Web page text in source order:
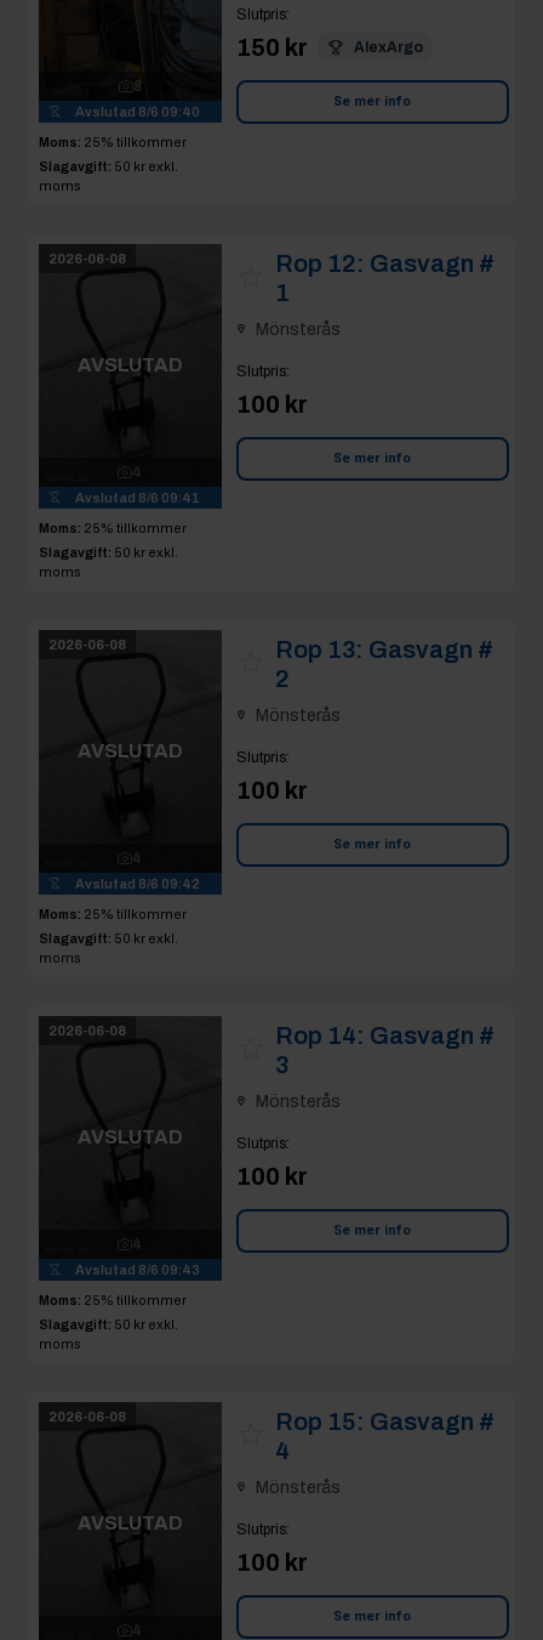
8
Avslutad 8/6 09:40
Moms: 25% tillkommer
Slagavgift: 50 kr exkl.
moms
Slutpris:
150 kr AlexArgo
Se mer info
2026-06-08
AVSLUTAD
4
Avslutad 8/6 09:41
Moms: 25% tillkommer
Slagavgift: 50 kr exkl.
moms
Rop 12: Gasvagn #
1
Mönsterås
Slutpris:
100 kr
Se mer info
2026-06-08
AVSLUTAD
4
Avslutad 8/6 09:42
Moms: 25% tillkommer
Slagavgift: 50 kr exkl.
moms
Rop 13: Gasvagn #
2
Mönsterås
Slutpris:
100 kr
Se mer info
2026-06-08
AVSLUTAD
4
Avslutad 8/6 09:43
Moms: 25% tillkommer
Slagavgift: 50 kr exkl.
moms
Rop 14: Gasvagn #
3
Mönsterås
Slutpris:
100 kr
Se mer info
2026-06-08
AVSLUTAD
4
Rop 15: Gasvagn #
4
Mönsterås
Slutpris:
100 kr
Se mer info